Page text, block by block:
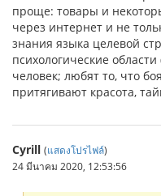
проще: товары и
через интернет и не
знания языка целевой
психологические
человек; любят то, что
притягивают красота,
Cyrill (แสดงโปรไฟล์)
24 มีนาคม 2020, 12:53:56